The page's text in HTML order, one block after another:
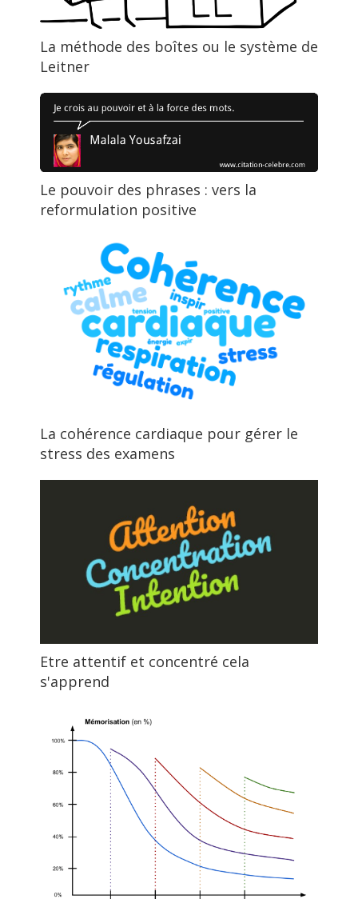
La méthode des boîtes ou le système de
Leitner
Le pouvoir des phrases : vers la
reformulation positive
La cohérence cardiaque pour gérer le
stress des examens
Etre attentif et concentré cela
s'apprend